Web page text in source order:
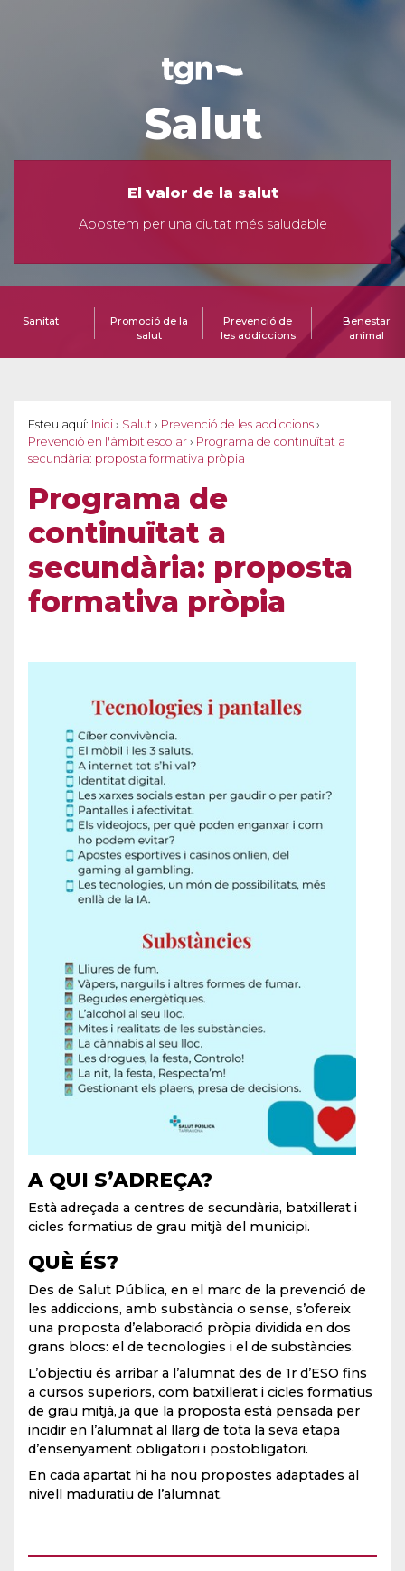
Salut
El valor de la salut
Apostem per una ciutat més saludable
Sanitat
Promoció de la
salut
Prevenció de
les addiccions
Benestar
animal
Esteu aquí: Inici › Salut › Prevenció de les addiccions ›
Prevenció en l'àmbit escolar › Programa de continuïtat a
secundària: proposta formativa pròpia
Programa de
continuïtat a
secundària: proposta
formativa pròpia
A QUI S’ADREÇA?
Està adreçada a centres de secundària, batxillerat i
cicles formatius de grau mitjà del municipi.
QUÈ ÉS?
Des de Salut Pública, en el marc de la prevenció de
les addiccions, amb substància o sense, s’ofereix
una proposta d’elaboració pròpia dividida en dos
grans blocs: el de tecnologies i el de substàncies.
L’objectiu és arribar a l’alumnat des de 1r d’ESO fins
a cursos superiors, com batxillerat i cicles formatius
de grau mitjà, ja que la proposta està pensada per
incidir en l’alumnat al llarg de tota la seva etapa
d’ensenyament obligatori i postobligatori.
En cada apartat hi ha nou propostes adaptades al
nivell maduratiu de l’alumnat.